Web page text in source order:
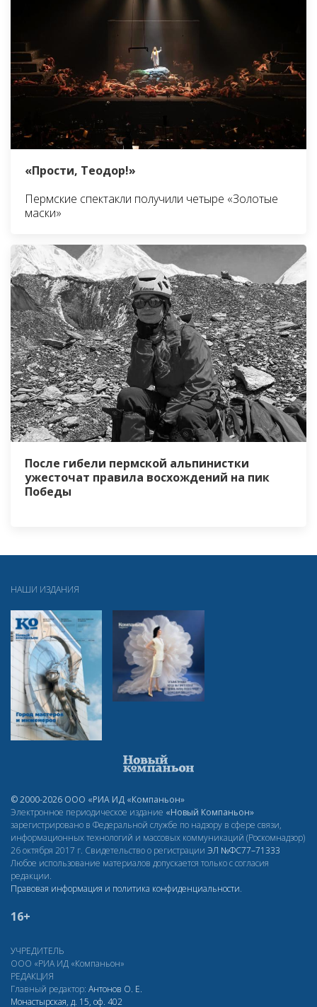
«Прости, Теодор!»
Пермские спектакли получили четыре «Золотые
маски»
После гибели пермской альпинистки
ужесточат правила восхождений на пик
Победы
НАШИ ИЗДАНИЯ
© 2000-2026 ООО «РИА ИД «Компаньон»
Электронное периодическое издание «Новый Компаньон»
зарегистрировано в Федеральной службе по надзору в сфере связи,
информационных технологий и массовых коммуникаций (Роскомнадзор)
26 октября 2017 г. Свидетельство о регистрации ЭЛ №ФС77–71333
Любое использование материалов допускается только с согласия
редакции.
Правовая информация и политика конфиденциальности.
16+
УЧРЕДИТЕЛЬ
ООО «РИА ИД «Компаньон»
РЕДАКЦИЯ
Главный редактор: Антонов О. Е.
Монастырская, д. 15, оф. 402